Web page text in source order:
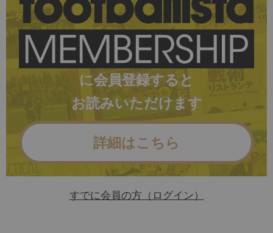
に会員登録すると
お読みいただけます
詳細はこちら
すでに会員の方（ログイン）